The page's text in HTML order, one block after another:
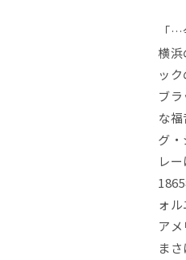
「
横浜
ッ
ブ
な
グ
レ
ォ
ア
ま